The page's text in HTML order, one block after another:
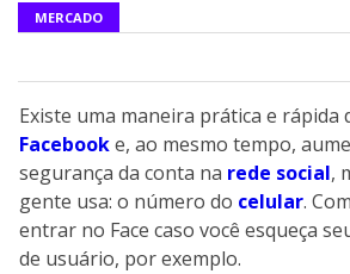
MERCADO
Existe uma maneira prática e rápida
Facebooke, ao mesmo tempo,
segurança da conta na rede social,
gente usa: o número do celular.
entrar no Face caso você esqueça
de usuário, por exemplo.